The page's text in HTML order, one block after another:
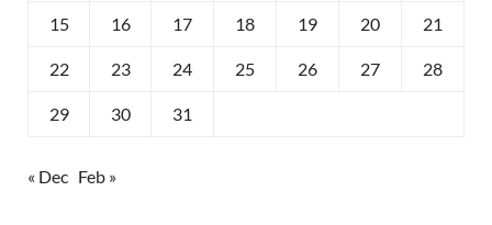
15 16 17 18 19 20 21
22 23 24 25 26 27 28
29 30 31
« Dec Feb »